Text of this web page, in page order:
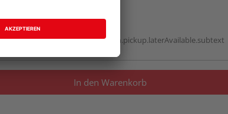
Auf Vorbestellung:
vue.ads.priceMerchantBox.option.pickup.laterAvailable.subtext
In den Warenkorb